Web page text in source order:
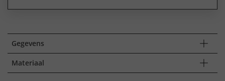
Gegevens
Materiaal